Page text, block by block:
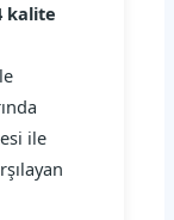
kalite
ile